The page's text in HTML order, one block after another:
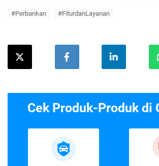
#Perbankan #FiturdanLayanan
Cek Produk-Produk di